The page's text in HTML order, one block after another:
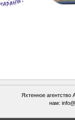
Яхтенное
нам: